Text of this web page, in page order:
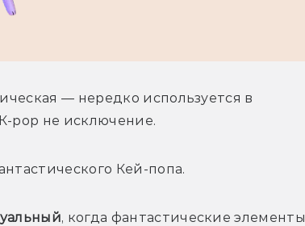
— нередко используется в
pop не исключение.
Кей-попа.
, когда фантастические элементы